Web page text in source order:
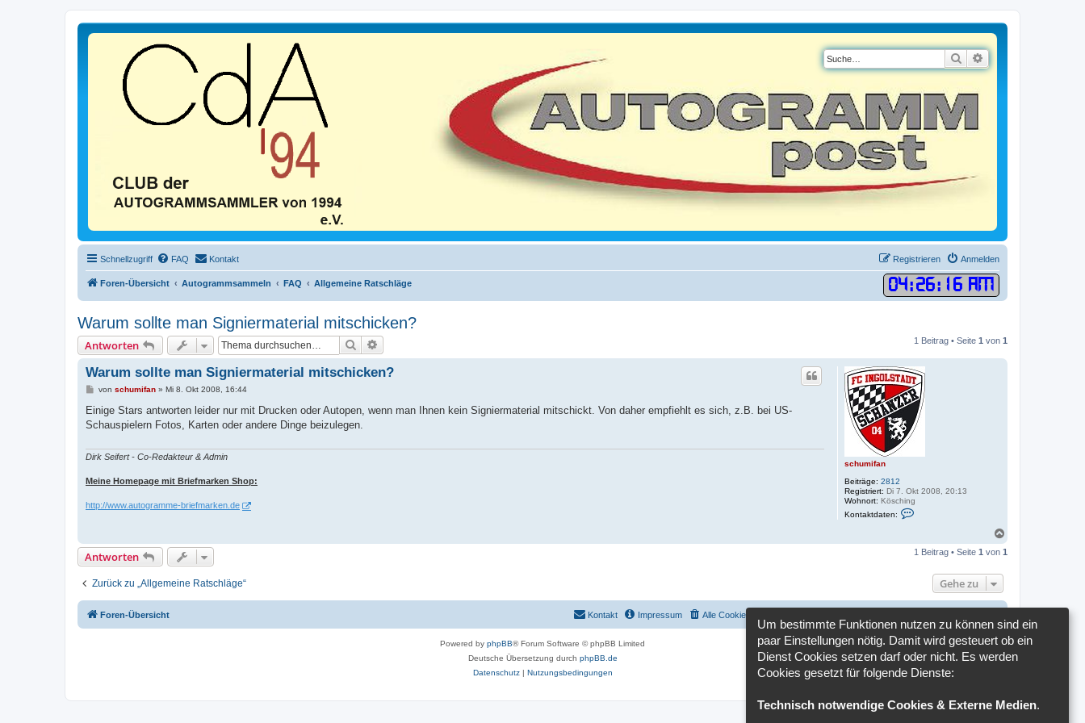
Suche
Schnellzugriff FAQ Kontakt Anmelden
Registrieren
Foren-Übersicht Autogrammsammeln FAQ Allgemeine Ratschläge 04:26: 16 AM
Warum sollte man Signiermaterial mitschicken?
Antworten Suche 1 Beitrag • Seite 1 von 1
schumifan
Beiträge: 2812
Registriert: Di 7. Okt 2008, 20:13
Wohnort: Kösching
Kontaktdaten:
a
k
e
v
o
n
s
h
i
Warum sollte man Signiermaterial mitschicken?
B
i
r
von schumifan» Mi 8. Okt 2008, 16:44
Einige Stars antworten leider nur mit Drucken oder Autopen, wenn man Ihnen kein Signiermaterial mitschickt. Von daher empfiehlt es sich, z.B. bei US-
Schauspielern Fotos, Karten oder andere Dinge beizulegen.
Dirk Seifert - Co-Redakteur & Admin
Meine Homepage mit Briefmarken Shop:
http://www.autogramme-briefmarken.de
c
n
Antworten 1 Beitrag • Seite 1 von 1
Zurück zu „Allgemeine Ratschläge“ Gehe zu
Foren-Übersicht Alle Cookies löschen
Impressum
Kontakt
Powered by phpBB® Forum Software © phpBB Limited
Deutsche Übersetzung durch phpBB.de
Datenschutz| Nutzungsbedingungen
Um bestimmte Funktionen nutzen zu können sind ein
paar Einstellungen nötig. Damit wird gesteuert ob ein
Dienst Cookies setzen darf oder nicht. Es werden
Cookies gesetzt für folgende Dienste:
Technisch notwendige Cookies & Externe Medien.